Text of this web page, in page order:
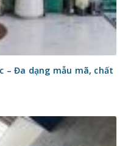
– Đa dạng mẫu mã, chất